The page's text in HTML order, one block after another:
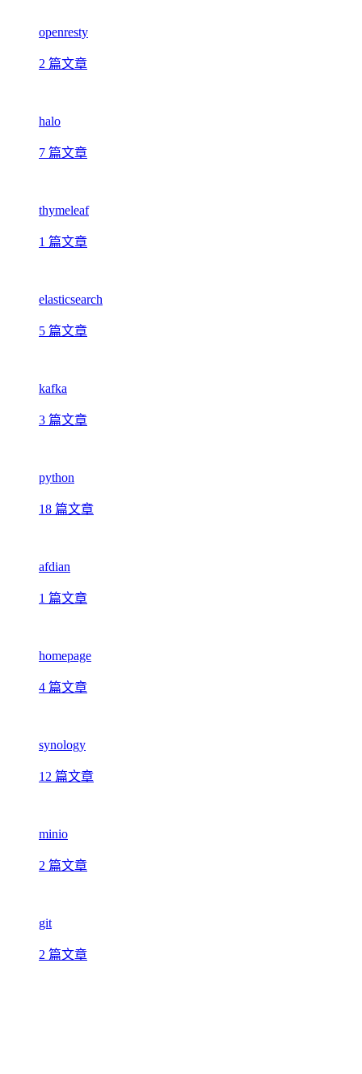
openresty
2 篇文章
halo
7 篇文章
thymeleaf
1 篇文章
elasticsearch
5 篇文章
kafka
3 篇文章
python
18 篇文章
afdian
1 篇文章
homepage
4 篇文章
synology
12 篇文章
minio
2 篇文章
git
2 篇文章